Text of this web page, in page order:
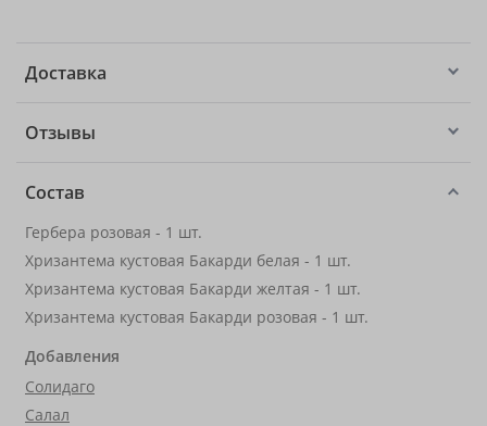
Доставка
Отзывы
Состав
Гербера розовая - 1 шт.
Хризантема кустовая Бакарди белая - 1 шт.
Хризантема кустовая Бакарди желтая - 1 шт.
Хризантема кустовая Бакарди розовая - 1 шт.
Добавления
Солидаго
Салал